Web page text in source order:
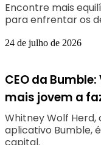
Encontre mais
para enfrentar os
24 de julho de 2026
CEO da
mais jovem a
Whitney Wolf
aplicativo Bumble,
capital.